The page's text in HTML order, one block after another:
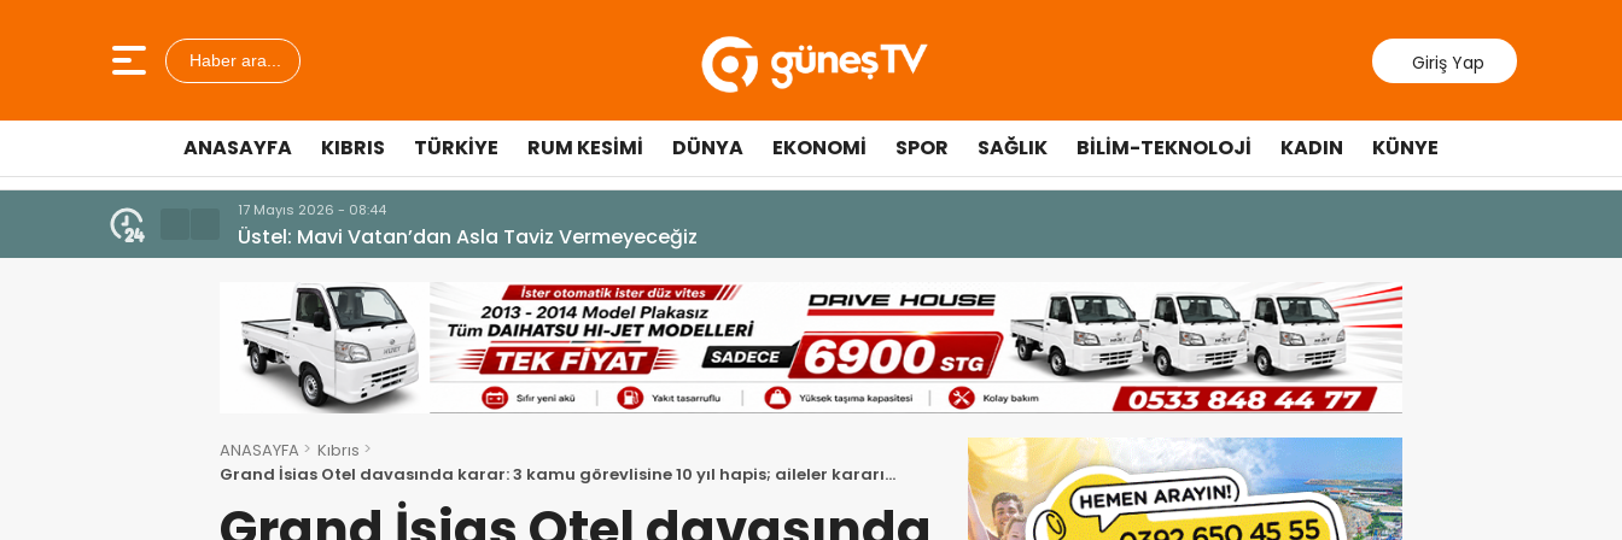
Haber ara... Giriş Yap
ANASAYFA KIBRIS TÜRKIYE RUM KESIMI DÜNYA EKONOMI SPOR SAĞLIK BILIM-TEKNOLOJI KADIN KÜNYE
7 Ağustos 2026 - 12:36
ÜSTEL: “ERENKÖY RUHU SONSUZA DEK YAŞAYACAK”
ANASAYFA
Kıbrıs
Grand İsias Otel davasında karar: 3 kamu görevlisine 10 yıl hapis; aileler kararı